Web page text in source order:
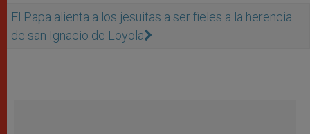
El Papa alienta a los jesuitas a ser fieles a la herencia
de san Ignacio de Loyola